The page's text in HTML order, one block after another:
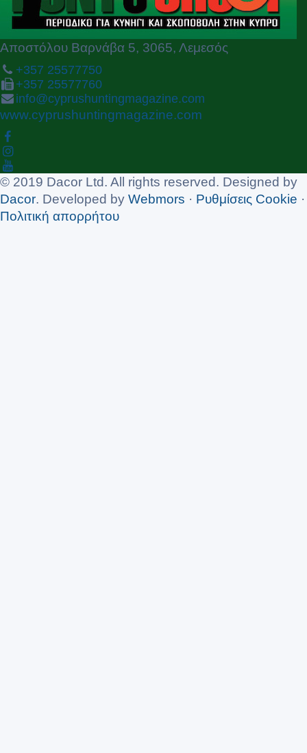
Αποστόλου Βαρνάβα 5, 3065, Λεμεσός
+357 25577750
+357 25577760
info@cyprushuntingmagazine.com
www.cyprushuntingmagazine.com
© 2019 Dacor Ltd. All rights reserved. Designed by
Dacor. Developed by Webmors · Ρυθμίσεις Cookie ·
Πολιτική απορρήτου